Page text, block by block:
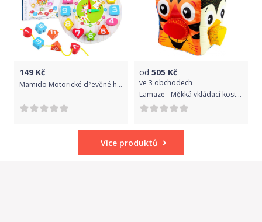
149 Kč
Mamido Motorické dřevěné hodiny pro nejmenší žirafa
od 505 Kč
ve 3 obchodech
Lamaze - Měkká vkládací kostka se zvířátky
Více produktů